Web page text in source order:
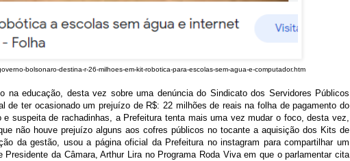
bolsonaro-destina-r-26-milhoes-em-kit-robotica-para-escolas-sem-agua-e-computador.htm
na educação, desta vez sobre uma denúncia do Sindicato dos Servidores Públicos
de ter ocasionado um prejuízo de R$: 22 milhões de reais na folha de pagamento do
suspeita de rachadinhas, a Prefeitura tenta mais uma vez mudar o foco, desta vez,
não houve prejuízo alguns aos cofres públicos no tocante a aquisição dos Kits de
da gestão, usou a página oficial da Prefeitura no instagram para compartilhar um
da Câmara, Arthur Lira no Programa Roda Viva em que o parlamentar cita